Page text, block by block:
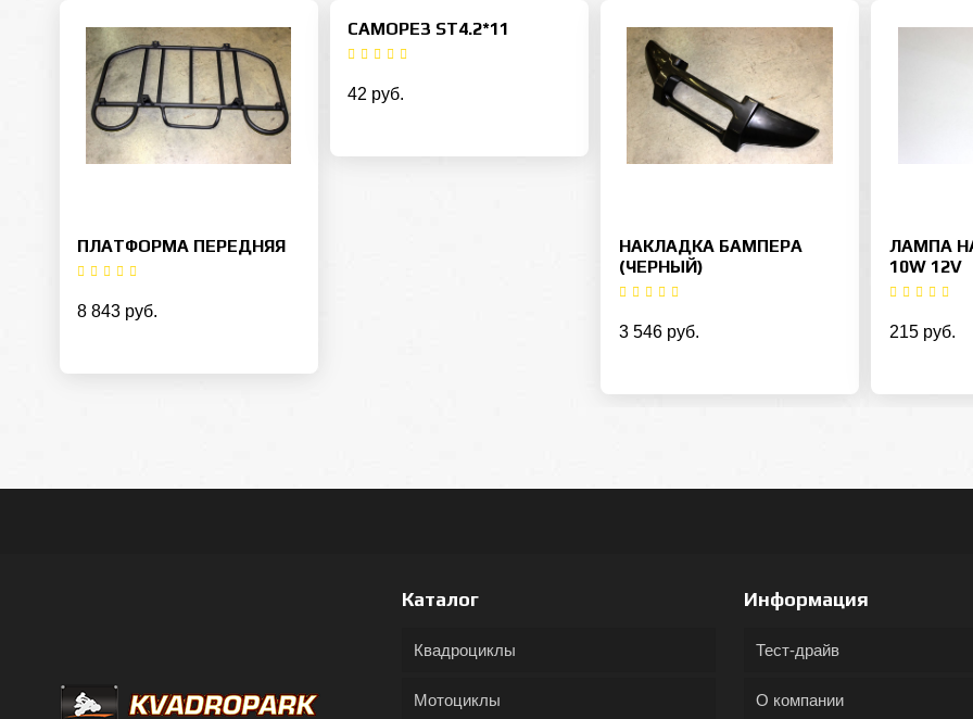
ПЛАТФОРМА ПЕРЕДНЯЯ
8 843 руб.
САМОРЕЗ ST4.2*11
42 руб.
НАКЛАДКА БАМПЕРА
(ЧЕРНЫЙ)
3 546 руб.
ЛАМПА
10W 12V
215 руб.
Каталог
Квадроциклы
Мотоциклы
Информация
Тест-драйв
О компании